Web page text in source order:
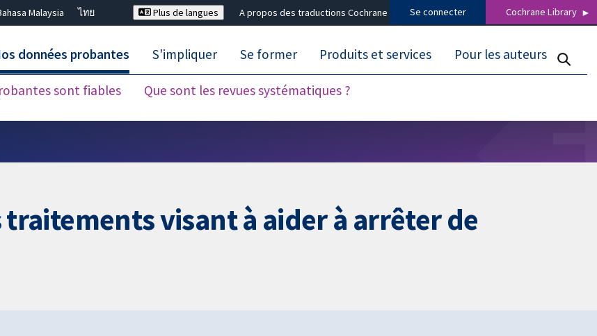
Malaysia
ไทย
Plus de langues A propos des traductions Cochrane Se connecter Cochrane Library
données probantes
sont fiables Que sont les revues systématiques ?
S'impliquer Se former Produits et services Pour les auteurs
visant à aider à arrêter de